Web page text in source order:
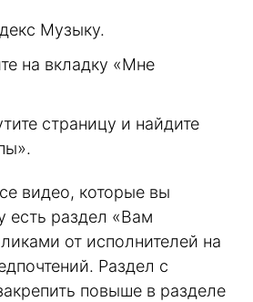
Музыку.
на вкладку «Мне
страницу и найдите
видео, которые вы
есть раздел «Вам
от исполнителей на
Раздел с
повыше в разделе